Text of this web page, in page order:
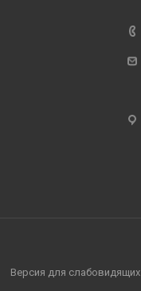
Версия для слабовидящих